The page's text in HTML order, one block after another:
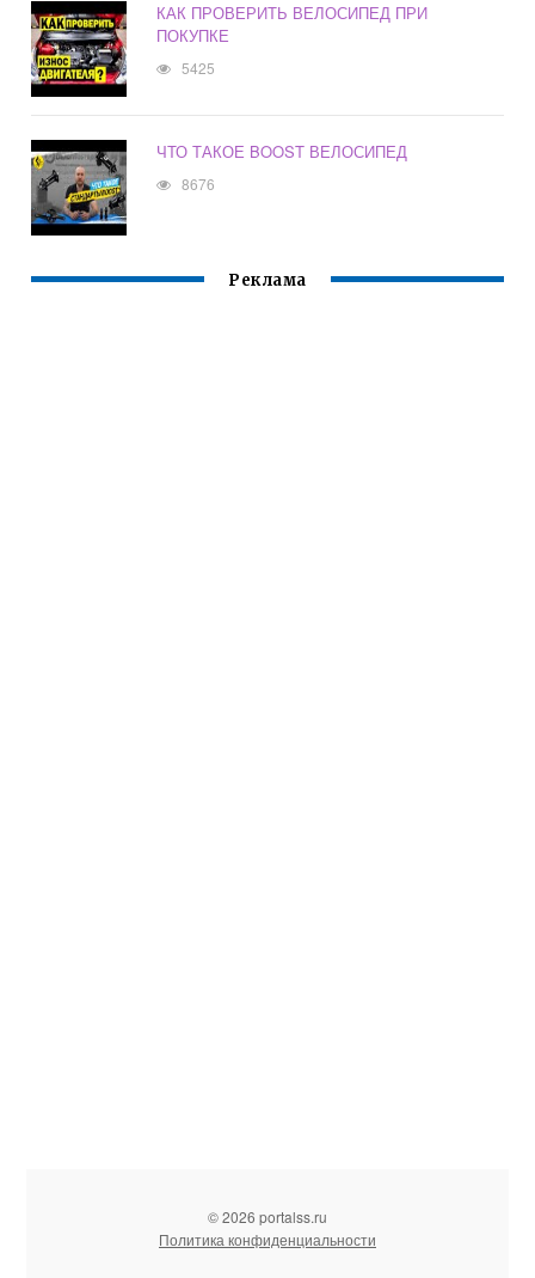
КАК ПРОВЕРИТЬ ВЕЛОСИПЕД ПРИ
ПОКУПКЕ
5425
ЧТО ТАКОЕ BOOST ВЕЛОСИПЕД
8676
Реклама
© 2026 portalss.ru
Политика конфиденциальности